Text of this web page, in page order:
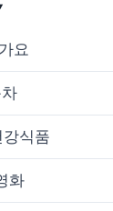
요
식품
화